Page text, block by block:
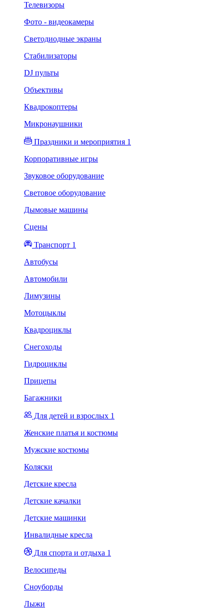
Телевизоры
Фото - видеокамеры
Светодиодные экраны
Стабилизаторы
DJ пульты
Объективы
Квадрокоптеры
Микронаушники
Праздники и мероприятия 1
Корпоративные игры
Звуковое оборудование
Световое оборудование
Дымовые машины
Сцены
Транспорт 1
Автобусы
Автомобили
Лимузины
Мотоцыклы
Квадроциклы
Снегоходы
Гидроциклы
Прицепы
Багажники
Для детей и взрослых 1
Женские платья и костюмы
Мужские костюмы
Коляски
Детские кресла
Детские качалки
Детские машинки
Инвалидные кресла
Для спорта и отдыха 1
Велосипеды
Сноуборды
Лыжи